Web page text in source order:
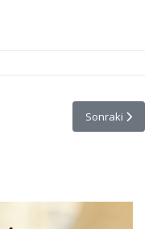
Sonraki
Sonraki